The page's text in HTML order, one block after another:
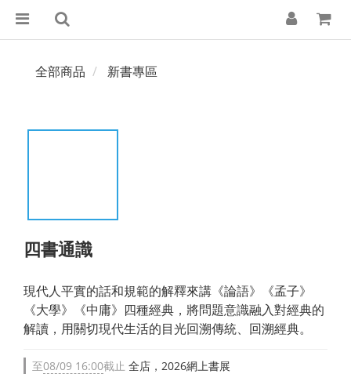
全部商品 新書專區
四書通識
現代人平實的話和規範的解釋來講《論語》《孟子》
《大學》《中庸》四種經典，將問題意識融入對經典的
解讀，用關切現代生活的目光回溯傳統、回溯經典。
至08/09 16:00截止 全店，2026網上書展